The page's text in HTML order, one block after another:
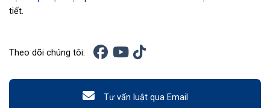
tiết.
Theo dõi chúng tôi:
Tư vấn luật qua Email